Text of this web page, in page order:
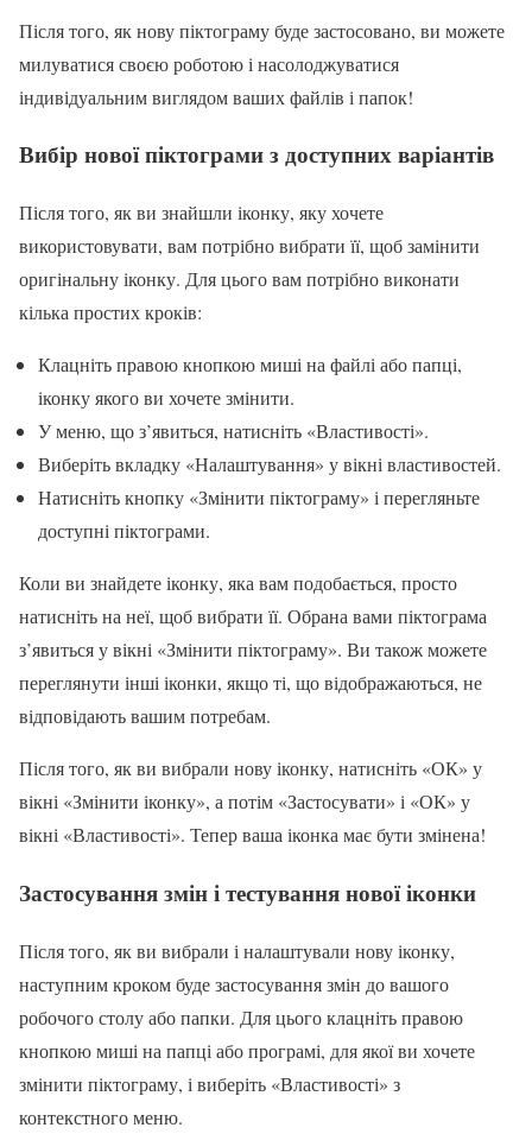
Після того, як нову піктограму буде застосовано, ви можете
милуватися своєю роботою і насолоджуватися
індивідуальним виглядом ваших файлів і папок!
Вибір нової піктограми з доступних варіантів
Після того, як ви знайшли іконку, яку хочете
використовувати, вам потрібно вибрати її, щоб замінити
оригінальну іконку. Для цього вам потрібно виконати
кілька простих кроків:
Клацніть правою кнопкою миші на файлі або папці,
іконку якого ви хочете змінити.
У меню, що з’явиться, натисніть «Властивості».
Виберіть вкладку «Налаштування» у вікні властивостей.
Натисніть кнопку «Змінити піктограму» і перегляньте
доступні піктограми.
Коли ви знайдете іконку, яка вам подобається, просто
натисніть на неї, щоб вибрати її. Обрана вами піктограма
з’явиться у вікні «Змінити піктограму». Ви також можете
переглянути інші іконки, якщо ті, що відображаються, не
відповідають вашим потребам.
Після того, як ви вибрали нову іконку, натисніть «ОК» у
вікні «Змінити іконку», а потім «Застосувати» і «ОК» у
вікні «Властивості». Тепер ваша іконка має бути змінена!
Застосування змін і тестування нової іконки
Після того, як ви вибрали і налаштували нову іконку,
наступним кроком буде застосування змін до вашого
робочого столу або папки. Для цього клацніть правою
кнопкою миші на папці або програмі, для якої ви хочете
змінити піктограму, і виберіть «Властивості» з
контекстного меню.